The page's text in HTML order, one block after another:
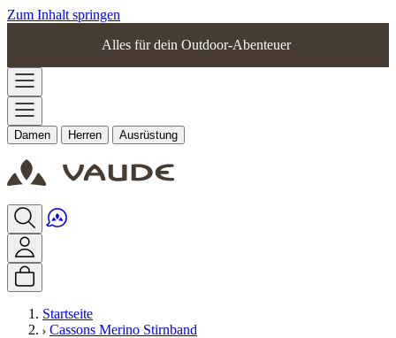
Zum Inhalt springen
Alles für dein Outdoor-Abenteuer
Damen Herren Ausrüstung
Startseite
Cassons Merino Stirnband